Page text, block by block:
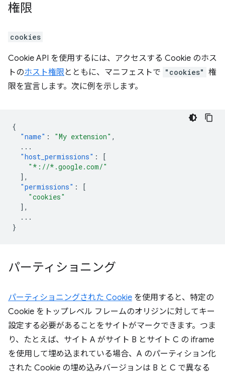
権限
cookies
Cookie API を使用するには、アクセスする Cookie のホス
トのホスト権限 とともに、マニフェストで "cookies" 権
限を宣言します。次に例を示します。
{
"name" : "My extension" ,
...
"host_permissions" :
[
"*://*.google.com/"
],
"permissions" :
[
"cookies"
],
...
}
パーティショニング
パーティショニングされた Cookie を使用すると、特定の
Cookie をトップレベル フレームのオリジンに対してキー
設定する必要があることをサイトがマークできます。つま
り、たとえば、サイト A がサイト B とサイト C の iframe
を使用して埋め込まれている場合、A のパーティション化
された Cookie の埋め込みバージョンは B と C で異なる